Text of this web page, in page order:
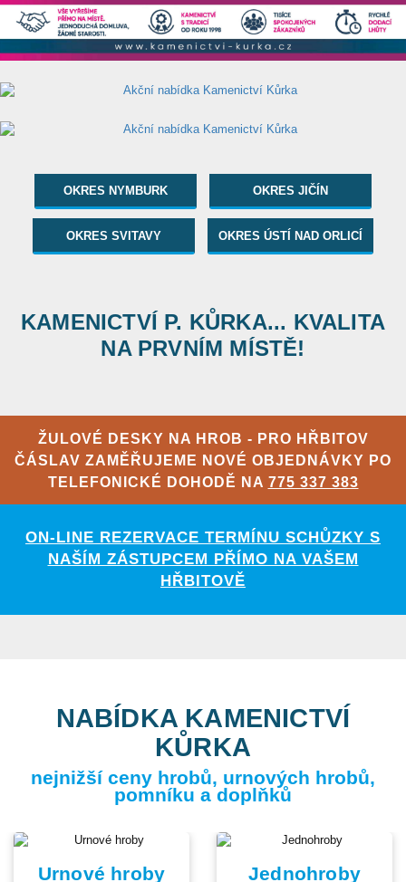
OKRES NYMBURK OKRES JIČÍN
OKRES SVITAVY OKRES ÚSTÍ NAD ORLICÍ
KAMENICTVÍ P. KŮRKA... KVALITA
NA PRVNÍM MÍSTĚ!
ŽULOVÉ DESKY NA HROB - PRO HŘBITOV
ČÁSLAV ZAMĚŘUJEME NOVÉ OBJEDNÁVKY PO
TELEFONICKÉ DOHODĚ NA 775 337 383
ON-LINE REZERVACE TERMÍNU SCHŮZKY S
NAŠÍM ZÁSTUPCEM PŘÍMO NA VAŠEM
HŘBITOVĚ
NABÍDKA KAMENICTVÍ
KŮRKA
nejnižší ceny hrobů, urnových hrobů,
pomníku a doplňků
Urnové hroby Jednohroby